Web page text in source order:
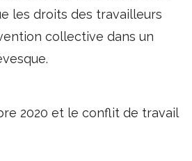
les droits des travailleurs
collective dans un
2020 et le conflit de travail